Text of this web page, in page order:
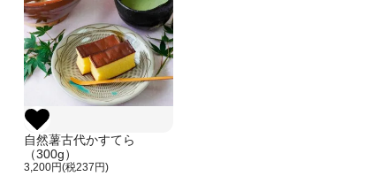
自然薯古代かすてら
（300g）
3,200円(税237円)